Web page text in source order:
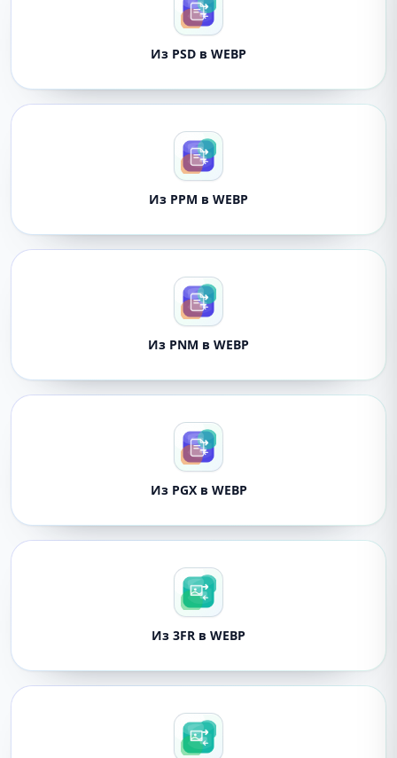
Из PSD в WEBP
Из PPM в WEBP
Из PNM в WEBP
Из PGX в WEBP
Из 3FR в WEBP